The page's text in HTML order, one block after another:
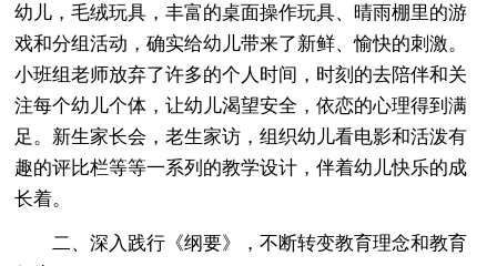
幼儿，毛绒玩具，丰富的桌面操作玩具、晴雨棚里的游
戏和分组活动，确实给幼儿带来了新鲜、愉快的刺激。
小班组老师放弃了许多的个人时间，时刻的去陪伴和关
注每个幼儿个体，让幼儿渴望安全，依恋的心理得到满
足。新生家长会，老生家访，组织幼儿看电影和活泼有
趣的评比栏等等一系列的教学设计，伴着幼儿快乐的成
长着。
二、深入践行《纲要》，不断转变教育理念和教育